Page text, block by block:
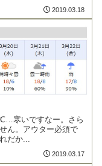
2019.03.18
寒いですなー。さら
ん。アウター必須で
だか...
2019.03.17